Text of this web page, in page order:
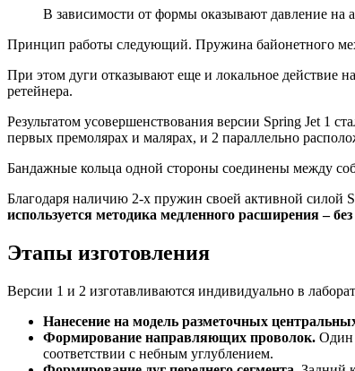
В зависимости от формы оказывают давление на
Принцип работы следующий. Пружина байонетного
При этом дуги отказывают еще и локальное действие
ретейнера.
Результатом усовершенствования версии Spring Jet 1
первых премолярах и малярах, и 2 параллельно
Бандажные кольца одной стороны соединены между
Благодаря наличию 2-х пружин своей активной силой
используется методика медленного расширения –
Этапы изготовления
Версии 1 и 2 изготавливаются индивидуально в
Нанесение на модель разметочных
Формирование направляющих проволок. Один
соответствии с небным углублением.